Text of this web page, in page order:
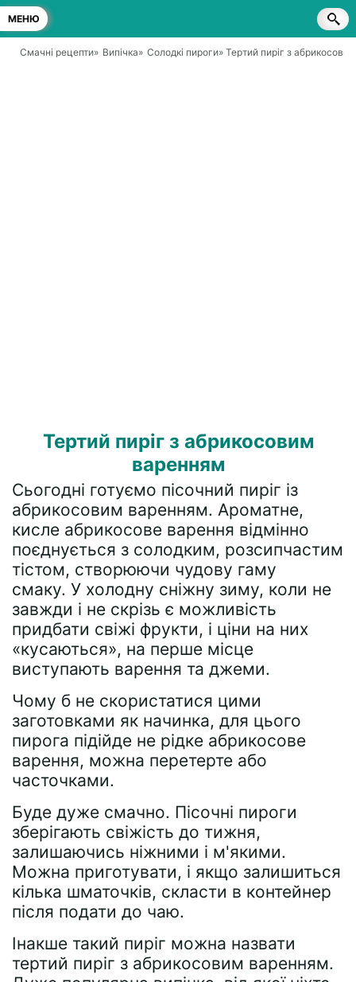
МЕНЮ
Смачні рецепти» Випічка» Солодкі пироги» Тертий пиріг з
Тертий пиріг з абрикосовим
варенням
Сьогодні готуємо пісочний пиріг із
абрикосовим варенням. Ароматне,
кисле абрикосове варення відмінно
поєднується з солодким, розсипчастим
тістом, створюючи чудову гаму
смаку. У холодну сніжну зиму, коли не
завжди і не скрізь є можливість
придбати свіжі фрукти, і ціни на них
«кусаються», на перше місце
виступають варення та джеми.
Чому б не скористатися цими
заготовками як начинка, для цього
пирога підійде не рідке абрикосове
варення, можна перетерте або
часточками.
Буде дуже смачно. Пісочні пироги
зберігають свіжість до тижня,
залишаючись ніжними і м'якими.
Можна приготувати, і якщо залишиться
кілька шматочків, скласти в контейнер
після подати до чаю.
Інакше такий пиріг можна назвати
тертий пиріг з абрикосовим варенням.